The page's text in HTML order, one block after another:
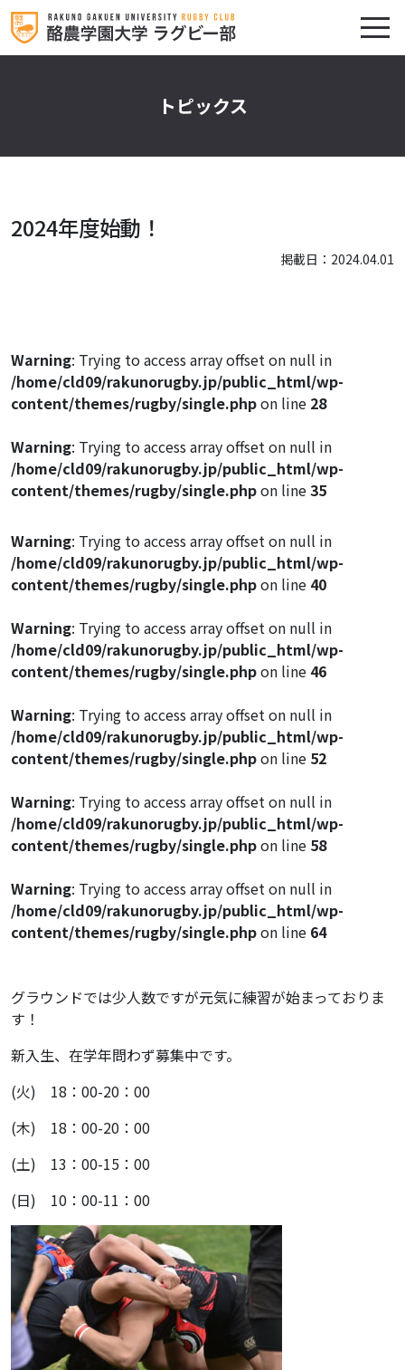
トピックス
2024年度始動！
掲載日：2024.04.01
Warning: Trying to access array offset on null in
/home/cld09/rakunorugby.jp/public_html/wp-
content/themes/rugby/single.phpon line 28
Warning: Trying to access array offset on null in
/home/cld09/rakunorugby.jp/public_html/wp-
content/themes/rugby/single.phpon line35
Warning: Trying to access array offset on null in
/home/cld09/rakunorugby.jp/public_html/wp-
content/themes/rugby/single.phpon line 40
Warning: Trying to access array offset on null in
/home/cld09/rakunorugby.jp/public_html/wp-
content/themes/rugby/single.phpon line 46
Warning: Trying to access array offset on null in
/home/cld09/rakunorugby.jp/public_html/wp-
content/themes/rugby/single.phpon line 52
Warning: Trying to access array offset on null in
/home/cld09/rakunorugby.jp/public_html/wp-
content/themes/rugby/single.phpon line 58
Warning: Trying to access array offset on null in
/home/cld09/rakunorugby.jp/public_html/wp-
content/themes/rugby/single.phpon line 64
グラウンドでは少人数ですが元気に練習が始まっておりま
す！
新入生、在学年問わず募集中です。
(火) 18：00-20：00
(木) 18：00-20：00
(土) 13：00-15：00
(日) 10：00-11：00